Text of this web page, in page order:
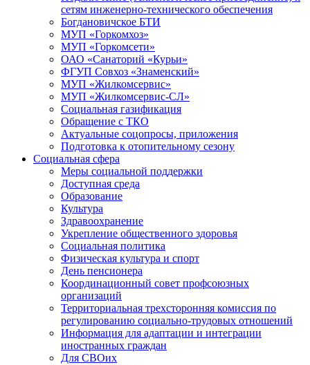
сетям инженерно-технического обеспечения
Богдановичское БТИ
МУП «Горкомхоз»
МУП «Горкомсети»
ОАО «Санаторий «Курьи»
ФГУП Совхоз «Знаменский»
МУП «Жилкомсервис»
МУП «Жилкомсервис-СЛ»
Социальная газификация
Обращение с ТКО
Актуальные соцопросы, приложения
Подготовка к отопительному сезону
Социальная сфера
Меры социальной поддержки
Доступная среда
Образование
Культура
Здравоохранение
Укрепление общественного здоровья
Социальная политика
Физическая культура и спорт
День пенсионера
Координационный совет профсоюзных
организаций
Территориальная трехсторонняя комиссия по
регулированию социально-трудовых отношений
Информация для адаптации и интеграции
иностранных граждан
Для СВОих